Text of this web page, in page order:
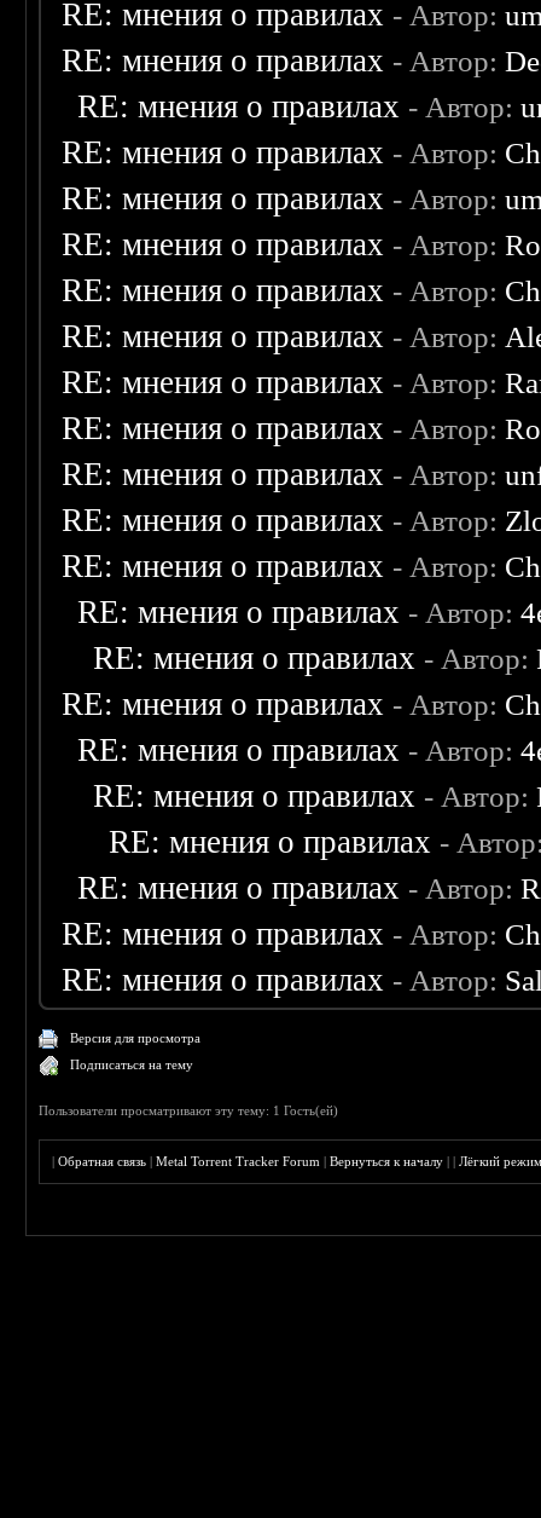
RE: мнения о правилах - Автор:
RE: мнения о правилах - Автор:
RE: мнения о правилах - Автор:
RE: мнения о правилах - Автор:
RE: мнения о правилах - Автор:
RE: мнения о правилах - Автор:
RE: мнения о правилах - Автор:
RE: мнения о правилах - Автор:
RE: мнения о правилах - Автор:
RE: мнения о правилах - Автор:
RE: мнения о правилах - Автор:
RE: мнения о правилах - Автор:
RE: мнения о правилах - Автор:
RE: мнения о правилах - Автор:
RE: мнения о правилах - Автор:
RE: мнения о правилах - Автор:
RE: мнения о правилах - Автор:
RE: мнения о правилах - Автор:
RE: мнения о правилах -
RE: мнения о правилах - Автор:
RE: мнения о правилах - Автор:
RE: мнения о правилах - Автор:
Версия для просмотра
Подписаться на тему
Пользователи просматривают эту тему: 1 Гость(ей)
|Обратная связь |Metal Torrent Tracker Forum |Вернуться к началу ||Лёгкий